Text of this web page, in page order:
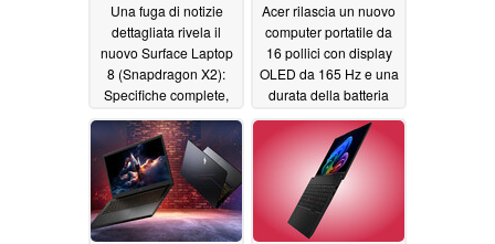
Una fuga di notizie
dettagliata rivela il
nuovo Surface Laptop
8 (Snapdragon X2):
Specifiche complete,
06/04/2026
Acer rilascia un nuovo
computer portatile da
16 pollici con display
OLED da 165 Hz e una
durata della batteria
rispetto al modello
precedente06/04/2026